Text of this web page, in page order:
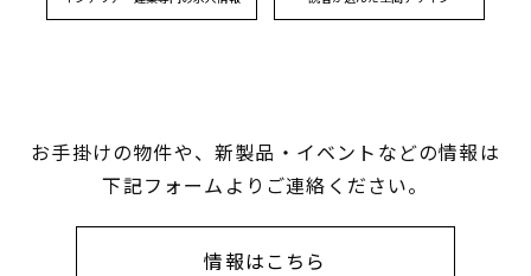
お手掛けの物件や、新製品・イベントなどの情報は
下記フォームよりご連絡ください。
情報はこちら